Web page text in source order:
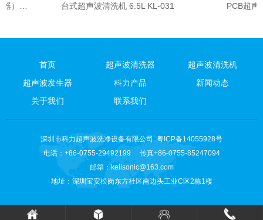
超声波清洗仪(实验室超声波清洗仪器）4.5L KL-030 台式超声波清洗机 6.5L KL-031 PCB超声波
首页 超声波清洗器
超声波清洗机
超声波发生器
科力产品
新闻动态
关于我们
联系我们
深圳市科力超声波洗净设备有限公司粤ICP备14055928号
电话：+86-0755-29492199 传真+86-0755-85247094
邮箱： kelisonic@163.com
地址：深圳宝安松岗东方社区南边头工业C区2栋1楼